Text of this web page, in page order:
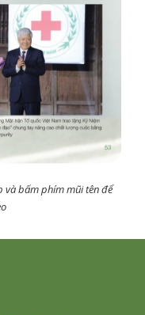
và bấm phím mũi tên để